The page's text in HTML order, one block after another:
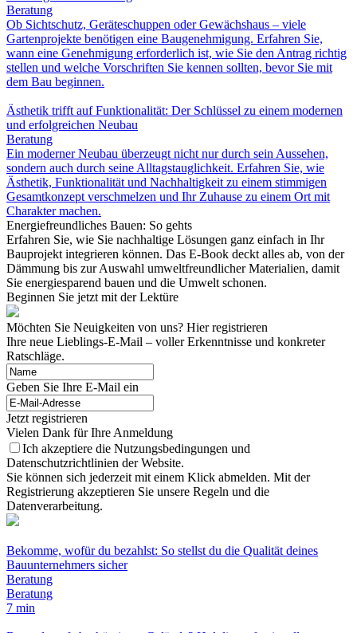
Beratung
Ob Sichtschutz, Geräteschuppen oder Gewächshaus – viele
Gartenprojekte benötigen eine Baugenehmigung. Erfahren Sie,
wann eine Genehmigung erforderlich ist, wie Sie den Antrag richtig
stellen und welche Vorschriften Sie kennen sollten, bevor Sie mit
dem Bau beginnen.
Ästhetik trifft auf Funktionalität: Der Schlüssel zu einem modernen
und erfolgreichen Neubau
Beratung
Ein moderner Neubau überzeugt nicht nur durch sein Aussehen,
sondern auch durch seine Alltagstauglichkeit. Erfahren Sie, wie
Ästhetik, Funktionalität und Nachhaltigkeit zu einem stimmigen
Gesamtkonzept verschmelzen und Ihr Zuhause zu einem Ort mit
Charakter machen.
Energiefreundliches Bauen: So gehts
Erfahren Sie, wie Sie nachhaltige Lösungen ganz einfach in Ihr
Bauprojekt integrieren können. Das E-Book deckt alles ab, von der
Dämmung bis zur Auswahl umweltfreundlicher Materialien, damit
Sie energiesparend bauen und die Umwelt schonen.
Beginnen Sie jetzt mit der Lektüre
Möchten Sie Neuigkeiten von uns? Hier registrieren
Ihre neue Lieblings-E-Mail – voller Erkenntnisse und konkreter
Ratschläge.
Geben Sie Ihre E-Mail ein
Jetzt registrieren
Vielen Dank für Ihre Anmeldung
Ich akzeptiere die Nutzungsbedingungen und
Datenschutzrichtlinien der Website.
Sie können sich jederzeit mit einem Klick abmelden. Mit der
Registrierung akzeptieren Sie unsere Regeln und die
Datenverarbeitung.
Bekomme, wofür du bezahlst: So stellst du die Qualität deines
Bauunternehmers sicher
Beratung
Beratung
7 min